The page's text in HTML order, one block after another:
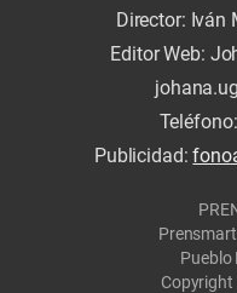
Director: Iván
Editor Web:
Publicidad:
Pueblo
Copyright